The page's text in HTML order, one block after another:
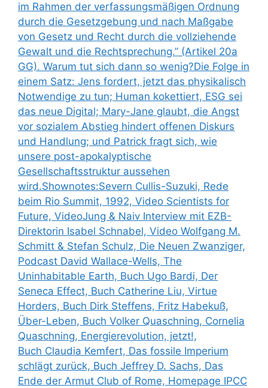
im Rahmen der verfassungsmäßigen Ordnung
durch die Gesetzgebung und nach Maßgabe
von Gesetz und Recht durch die vollziehende
Gewalt und die Rechtsprechung.” (Artikel 20a
GG). Warum tut sich dann so wenig?Die Folge in
einem Satz: Jens fordert, jetzt das physikalisch
Notwendige zu tun; Human kokettiert, ESG sei
das neue Digital; Mary-Jane glaubt, die Angst
vor sozialem Abstieg hindert offenen Diskurs
und Handlung; und Patrick fragt sich, wie
unsere post-apokalyptische
Gesellschaftsstruktur aussehen
wird.Shownotes:Severn Cullis-Suzuki, Rede
beim Rio Summit, 1992, Video Scientists for
Future, VideoJung & Naiv Interview mit EZB-
Direktorin Isabel Schnabel, Video Wolfgang M.
Schmitt & Stefan Schulz, Die Neuen Zwanziger,
Podcast David Wallace-Wells, The
Uninhabitable Earth, Buch Ugo Bardi, Der
Seneca Effect, Buch Catherine Liu, Virtue
Horders, Buch Dirk Steffens, Fritz Habekuß,
Über-Leben, Buch Volker Quaschning, Cornelia
Quaschning, Energierevolution, jetzt!,
Buch Claudia Kemfert, Das fossile Imperium
schlägt zurück, Buch Jeffrey D. Sachs, Das
Ende der Armut Club of Rome, Homepage IPCC